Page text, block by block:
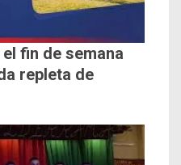
fin de semana
repleta de